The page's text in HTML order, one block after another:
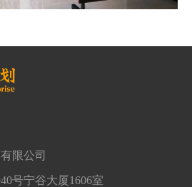
限公司
号宁谷大厦1606室